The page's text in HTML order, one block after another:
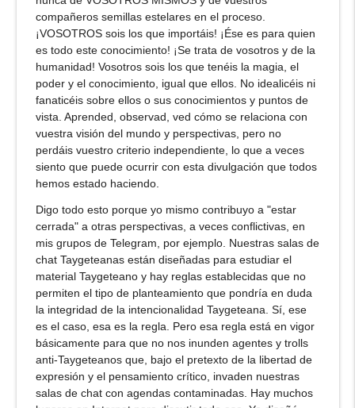
compañeros semillas estelares en el proceso.
¡VOSOTROS sois los que importáis! ¡Ése es para quien
es todo este conocimiento! ¡Se trata de vosotros y de la
humanidad! Vosotros sois los que tenéis la magia, el
poder y el conocimiento, igual que ellos. No idealicéis ni
fanaticéis sobre ellos o sus conocimientos y puntos de
vista. Aprended, observad, ved cómo se relaciona con
vuestra visión del mundo y perspectivas, pero no
perdáis vuestro criterio independiente, lo que a veces
siento que puede ocurrir con esta divulgación que todos
hemos estado haciendo.
Digo todo esto porque yo mismo contribuyo a "estar
cerrada" a otras perspectivas, a veces conflictivas, en
mis grupos de Telegram, por ejemplo. Nuestras salas de
chat Taygeteanas están diseñadas para estudiar el
material Taygeteano y hay reglas establecidas que no
permiten el tipo de planteamiento que pondría en duda
la integridad de la intencionalidad Taygeteana. Sí, ese
es el caso, esa es la regla. Pero esa regla está en vigor
básicamente para que no nos inunden agentes y trolls
anti-Taygeteanos que, bajo el pretexto de la libertad de
expresión y el pensamiento crítico, invaden nuestras
salas de chat con agendas contaminadas. Hay muchos